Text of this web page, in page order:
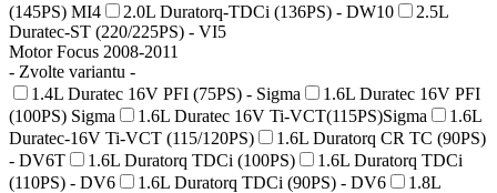
(145PS) MI4
2.0L Duratorq-TDCi (136PS) - DW10
2.5L
Duratec-ST (220/225PS) - VI5
Motor Focus 2008-2011
- Zvolte variantu -
1.4L Duratec 16V PFI (75PS) - Sigma
1.6L Duratec 16V PFI
(100PS) Sigma
1.6L Duratec 16V Ti-VCT(115PS)Sigma
1.6L
Duratec-16V Ti-VCT (115/120PS)
1.6L Duratorq CR TC (90PS)
- DV6T
1.6L Duratorq TDCi (100PS)
1.6L Duratorq TDCi
(110PS) - DV6
1.6L Duratorq TDCi (90PS) - DV6
1.8L